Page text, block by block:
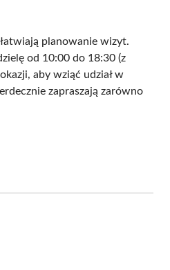
planowanie wizyt.
od 10:00 do 18:30 (z
aby wziąć udział w
zapraszają zarówno